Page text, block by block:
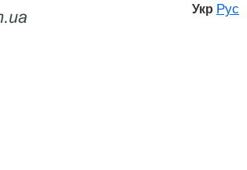
Укр Рус